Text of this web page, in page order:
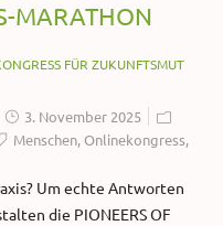
MARATHON
FÜR ZUKUNFTSMUT
3. November 2025
Menschen,Onlinekongress,
Um echte Antworten
die PIONEERS OF